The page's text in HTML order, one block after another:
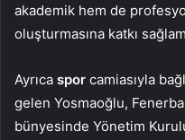
akademik hem de
oluşturmasına katkı
Ayrıca spor camiasıyla
gelen Yosmaoğlu,
bünyesinde Yönetim